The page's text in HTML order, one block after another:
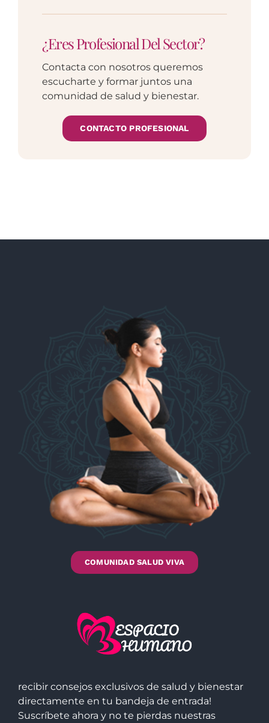
¿Eres Profesional Del Sector?
Contacta con nosotros queremos
escucharte y formar juntos una
comunidad de salud y bienestar.
CONTACTO PROFESIONAL
COMUNIDAD SALUD VIVA
recibir consejos exclusivos de salud y bienestar
directamente en tu bandeja de entrada!
Suscríbete ahora y no te pierdas nuestras